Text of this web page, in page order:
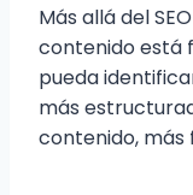
Más allá del
contenido está
pueda
más
contenido, más